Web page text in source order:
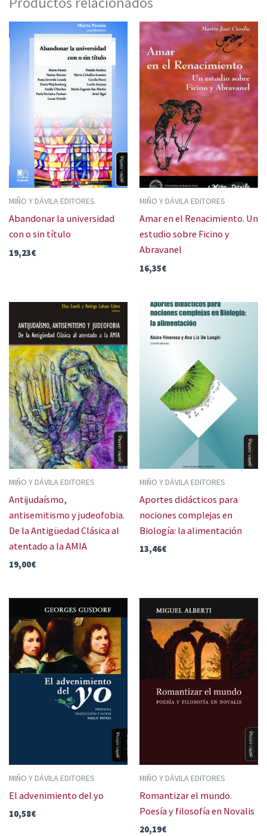
MIÑO Y DÁVILA EDITORES
Abandonar la universidad
con o sin título
19,23€
MIÑO Y DÁVILA EDITORES
Amar en el Renacimiento. Un
estudio sobre Ficino y
Abravanel
16,35€
MIÑO Y DÁVILA EDITORES
Antijudaísmo,
antisemitismo y judeofobia.
De la Antigüedad Clásica al
atentado a la AMIA
19,00€
MIÑO Y DÁVILA EDITORES
Aportes didácticos para
nociones complejas en
Biología: la alimentación
13,46€
MIÑO Y DÁVILA EDITORES
El advenimiento del yo
10,58€
MIÑO Y DÁVILA EDITORES
Romantizar el mundo.
Poesía y filosofía en Novalis
20,19€